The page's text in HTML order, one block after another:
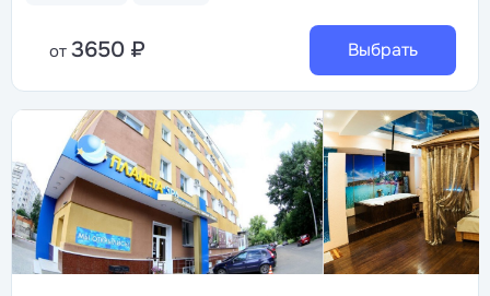
от 3650 ₽ Выбрать